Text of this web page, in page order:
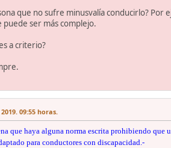
que no sufre minusvalía conducirlo? Por
puede ser más complejo.
a criterio?
09:55 horas.
que haya alguna norma escrita prohibiendo
para conductores con discapacidad.-